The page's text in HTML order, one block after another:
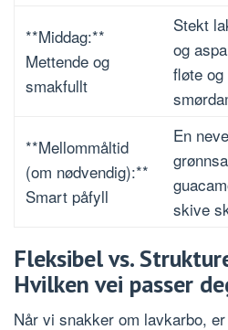
**Middag:**
Mettende og
smakfullt
Stekt
og
fløte
**Mellommåltid
(om nødvendig):**
Smart påfyll
En
skive
Fleksibel vs.
Hvilken vei passer
Når vi snakker om lavkarbo,